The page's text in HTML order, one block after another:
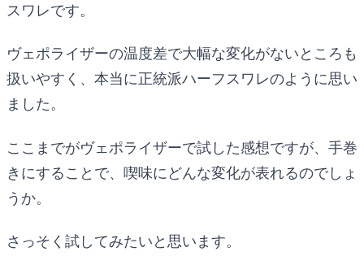
スワレです。
ヴェポライザーの温度差で大幅な変化がないところも
扱いやすく、本当に正統派ハーフスワレのように思い
ました。
ここまでがヴェポライザーで試した感想ですが、手巻
きにすることで、喫味にどんな変化が表れるのでしょ
うか。
さっそく試してみたいと思います。